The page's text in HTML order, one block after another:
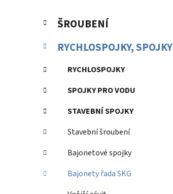
lPřeskočit
kategorie
K
a
t
e
o
r
i
e
ŠROUBENÍ
RYCHLOSPOJKY, SPOJKY
RYCHLOSPOJKY
SPOJKY PRO VODU
STAVEBNÍ SPOJKY
Stavební šroubení
Bajonetové spojky
Bajonety řada SKG